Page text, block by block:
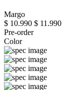
Margo
$ 10.990 $ 11.990
Pre-order
Color